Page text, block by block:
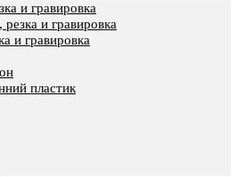
и гравировка
и гравировка
и гравировка
пластик